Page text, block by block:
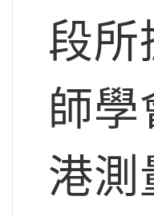
段所
師學
港測